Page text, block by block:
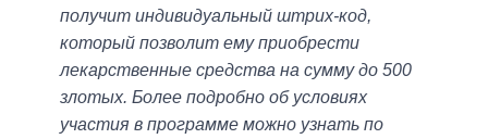
получит индивидуальный штрих-код,
который позволит ему приобрести
лекарственные средства на сумму до 500
злотых. Более подробно об условиях
участия в программе можно узнать по